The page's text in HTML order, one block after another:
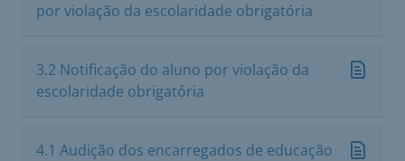
por violação da escolaridade obrigatória
3.2 Notificação do aluno por violação da
escolaridade obrigatória
4.1 Audição dos encarregados de educação